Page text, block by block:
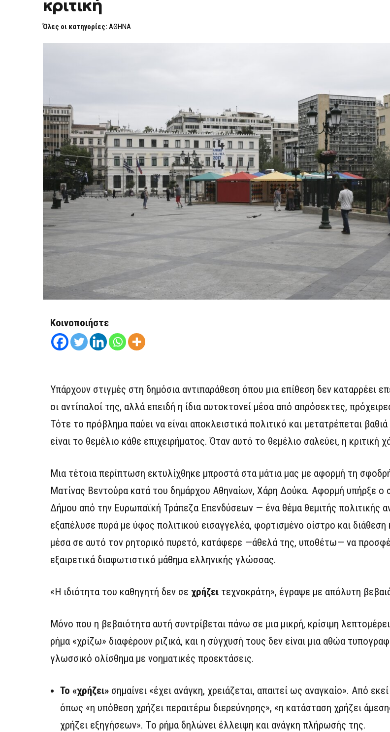
ΠΟΛΙΤΙΚΉ
κριτική
Όλες οι κατηγορίες: ΑΘΗΝΑ
Κοινοποιήστε
Υπάρχουν στιγμές στη δημόσια αντιπαράθεση όπου μια επίθεση δεν καταρρέει
οι αντίπαλοί της, αλλά επειδή η ίδια αυτοκτονεί μέσα από απρόσεκτες,
Τότε το πρόβλημα παύει να είναι αποκλειστικά πολιτικό και μετατρέπεται
είναι το θεμέλιο κάθε επιχειρήματος. Όταν αυτό το θεμέλιο σαλεύει, η κριτική
Μια τέτοια περίπτωση εκτυλίχθηκε μπροστά στα μάτια μας με αφορμή τη
Ματίνας Βεντούρα κατά του δημάρχου Αθηναίων, Χάρη Δούκα. Αφορμή υπήρξε ο
Δήμου από την Ευρωπαϊκή Τράπεζα Επενδύσεων — ένα θέμα θεμιτής πολιτικής
εξαπέλυσε πυρά με ύφος πολιτικού εισαγγελέα, φορτισμένο οίστρο και
μέσα σε αυτό τον ρητορικό πυρετό, κατάφερε —άθελά της, υποθέτω— να
εξαιρετικά διαφωτιστικό μάθημα ελληνικής γλώσσας.
«Η ιδιότητα του καθηγητή δεν σε χρήζει τεχνοκράτη», έγραψε με απόλυτη
Μόνο που η βεβαιότητα αυτή συντρίβεται πάνω σε μια μικρή, κρίσιμη
ρήμα «χρίζω» διαφέρουν ριζικά, και η σύγχυσή τους δεν είναι μια αθώα
γλωσσικό ολίσθημα με νοηματικές προεκτάσεις.
Το «χρήζει» σημαίνει «έχει ανάγκη, χρειάζεται, απαιτεί ως αναγκαίο». Από
όπως «η υπόθεση χρήζει περαιτέρω διερεύνησης», «η κατάσταση χρήζει
χρήζει εξηγήσεων». Το ρήμα δηλώνει έλλειψη και ανάγκη πλήρωσής της.